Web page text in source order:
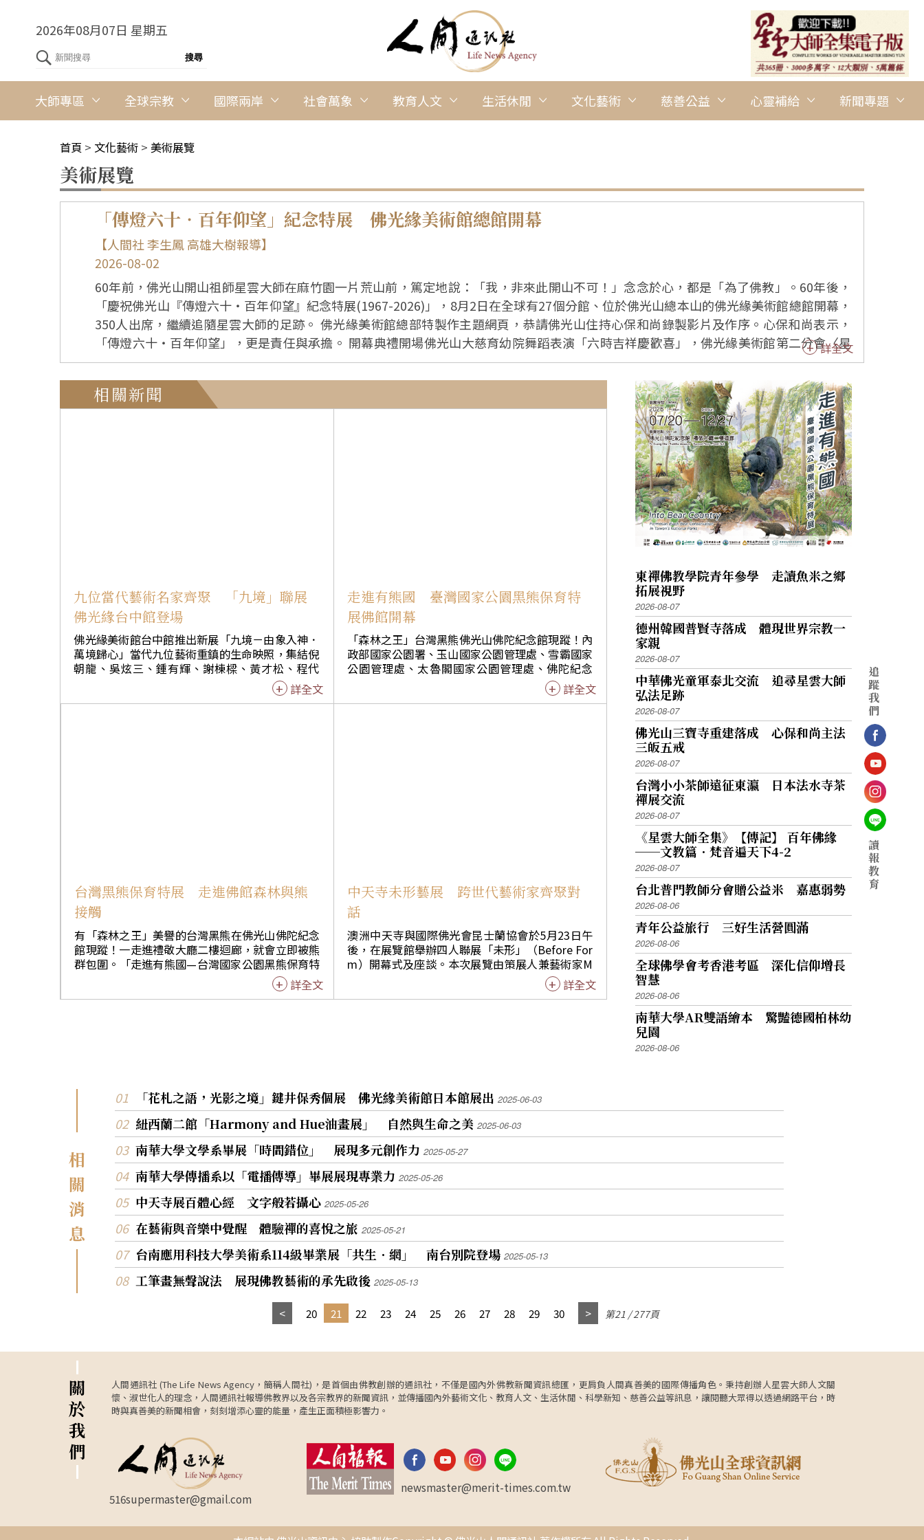
2026年08月07日 星期五
大師專區 全球宗教 國際兩岸 社會萬象 教育人文 生活休閒 文化藝術 慈善公益 心靈補給 新聞專題
首頁 > 文化藝術 > 美術展覽
美術展覽
「傳燈六十‧百年仰望」紀念特展 佛光緣美術館總館開幕
【人間社 李生鳳 高雄大樹報導】
2026-08-02
60年前，佛光山開山祖師星雲大師在麻竹園一片荒山前，篤定地說：「我，非來此開山不可！」念念於心，都是「為了佛教」。60年後，
「慶祝佛光山『傳燈六十‧百年仰望』紀念特展(1967-2026)」，8月2日在全球有27個分館、位於佛光山總本山的佛光緣美術館總館開幕，
350人出席，繼續追隨星雲大師的足跡。 佛光緣美術館總部特製作主題網頁，恭請佛光山住持心保和尚錄製影片及作序。心保和尚表示，
「傳燈六十‧百年仰望」，更是責任與承擔。 開幕典禮開場佛光山大慈育幼院舞蹈表演「六時吉祥慶歡喜」，佛光緣美術館第二分會〈星
雲詩〉、〈師父頌〉和〈佛光山之歌〉，法師們獻上〈弘法者之歌〉。 佛光山常務副住持慧傳法師代表主辦單位致詞，佛光山開山60周
年、大師百歲誕辰，以「傳燈六十‧百年仰望」為主題的重大活動與建設自去年起開展，相關紀念特展已在五大洲展開，佛光緣美術館全球
27個分館也共襄盛舉。中華郵政為大師發行紀念郵票，可見其所受到的崇敬。大師天生就有著人間佛教的性格，希望每個人都能幸福安樂，
畫作，畫的是大師身邊圍繞著弟子，還有一棵大樹，靈感為佛陀開悟就在菩提樹下，也象徵著「大樹」地區，所表達的就是大師在大樹開山
光緣美術館都秉持結緣的精神，所有市民、對藝術心靈有追求的人都能前來，未來也會帶給大眾更多服務和推廣。藝術家林振龍分享，今生
言」、｢星雲大師十大時期」、｢佛光山開山四大宗旨」、｢佛光山全球分布圖」、｢平安幸福照五洲」。展出大師受戒證書、念珠等珍貴文
展中心主任曾淑賢、功德主張歐淑滿、合邦國際儲運股份有限公司董事長張淑娟、福容開發股份有限公司董事長吳寶明、功德主郭美珠和林
秝蒂。以及堂主依照法師、佛光山人間佛教研究院院長妙凡法師和副院長妙廣法師、佛陀紀念館副館長依潤法師、佛光山文化院執行長永餘
法師，藝術家吳榮賜、林俊賢和黃大安，麗源建設股份有限公司董事長吳寶結等。
詳全文
相關新聞
九位當代藝術名家齊聚 「九境」聯展
佛光緣台中館登場
佛光緣美術館台中館推出新展「九境－由象入神．
萬境歸心」當代九位藝術重鎮的生命映照，集結倪
朝龍、吳炫三、鍾有輝、謝棟樑、黃才松、程代
勒、梁永斐、許文融、林榮森等九位台灣重量級當
代藝術家，展出近百件水墨、書法、油畫、版畫及
紹九位藝術家的創作特色。台中市文化局長陳佳君
肯定佛光緣美術館長期推動藝文發展，期待未來與
更多在地藝術家交流合作。前總統府秘書長廖了以
則感謝星雲大師為藝術家搭建展演舞台，肯定佛光
山長年以藝術文化淨化人心。 策展人朱英凱表示，
策展不只是安排作品位置，而是創造藝術與觀眾相
遇的因緣，透過五大展區，引領觀者由觀看作品走
向內心觀照，感受九位藝術家作品所承載的生命厚
度。另一策展人倪玉珊則表示，九位藝術家將豐富
教「六根六境」。他認為，藝術是在內心與外境的
碰撞中不斷覺察、磨練與超越，九位藝術家同堂展
出，展現「異中求同、同中存異」的精神，期盼觀
者透過藝術觀照自心，開啟般若智慧。 旅居法國的
藝術家吳炫三表示，藝術創作雖然孤獨，但透過佛
光山與佛光緣美術館的平台，作品得以走向大眾，
對藝術家而言是莫大的鼓舞。他感謝星雲大師長年
推動人間佛教與藝術文化，為藝術家搭建與社會連
結的橋梁，也提到約20年前曾兩度於宜蘭佛光緣美
術館舉辦個展，與佛光山結下深厚因緣，此次特地
出席開幕，再次表達誠摯感恩。 開幕式中，倪朝龍
捐贈〈敦煌再巡〉系列水印木刻版畫6件、程代勒
捐贈陶作〈金色大地〉，林榮森捐贈隸書對聯〈各
勉日新志，共證歲寒心〉做為館藏，由佛光山中區
總住持暨佛光緣美術館台中館館長覺居法師代表接
開館，繼「星雲大師一筆字書法紀念特展」廣獲好
術交流平台。展期至11月29日，歡迎民眾走進美術
館，透過九位藝術家的創作，一窺台灣當代藝術多
元深厚的人文風景。
詳全文
走進有熊國 臺灣國家公園黑熊保育特
展佛館開幕
「森林之王」台灣黑熊佛光山佛陀紀念館現蹤！內
政部國家公園署、玉山國家公園管理處、雪霸國家
公園管理處、太魯閣國家公園管理處、佛陀紀念
館、農業部生物多樣性研究所、台灣黑熊保育協會
共同主辦「走進有熊國─臺灣國家公園黑熊保育特
特別之處。佛館致力推動蔬食、節能減碳，並獲國
家環境教育獎、環境教育設施場所認證等殊榮。11
月佛光山書展，「走進有熊國」將是校外教學的一
環。真正的關心動物不只在佛館場域內，而是在那
胸中的丘壑。 內政部國家公園署保育解說組組長徐
韶良表示，特展在佛館舉行極有意義，如果深入探
究什麼是生態保育，佛教的慈悲與關懷即是。 台灣
黑熊保育協會理事長麥覺明指出，展覽主要目的讓
大家認識台灣黑熊的習性和棲息地，以推廣保育。
灣有熊嗎？」到如今保育上的長足進步，相信只要
有心，積沙成塔，人間淨土就在當下。 眾貴賓剪
綵，人手一片拼圖完整一隻黑熊。鄭瑞昌和如常法
師讓熊睜開眼睛，象徵台灣黑熊特徵的V字型白色
斑紋最後由黃美秀戴上。「走進有熊國─臺灣國家
公園黑熊保育特展」，宣告正式開展。 太魯閣國家
公園管理處處長劉守禮、國家自然公園管理處處長
張登文、海洋國家公園管理處處長林尚卿、雪霸國
家公園管理處副處長許嘉祥、農業部生物多樣性研
究所主任祕書陳元龍。佛館副館長依潤法師、永融
法師和永均法師，以及玉山國家公園管處副處長邦
卡兒‧海放南、梅山里里長顏忠義、岡山秀傳醫院
副院長梁正賢等與會。 特展圍繞著「認識台灣黑
熊」、「黑熊與原住民族的關係」、「與熊共存的
張力」等主題展開，在插畫家李政霖、黃瀚嶢的筆
下讀懂台灣黑熊。還有一字排開的熊大軍列隊歡
詳全文
台灣黑熊保育特展 走進佛館森林與熊
接觸
有「森林之王」美譽的台灣黑熊在佛光山佛陀紀念
館現蹤！一走進禮敬大廳二樓迴廊，就會立即被熊
群包圍。「走進有熊國—台灣國家公園黑熊保育特
展」由內政部國家公園署、玉山國家公園管理處、
雪霸國家公園管理處、太魯閣國家公園管理處、佛
環境保護的關注，並採取行動。根據玉山國家公園
官網資料，台灣黑熊目前僅存約200至600隻，已
被列為瀕臨絕種保育類野生動物。 佛館多年來積極
響應並實踐聯合國永續發展目標（SDGs），其中S
DGs15「陸域生態」揭示保育及永續維護陸域生態
系，以確保生物多樣性和自然棲息地。玉山國家公
園管理處對佛館的生態環境教育表示肯定，也樂見
未來繼續合作，為台灣自然環境教育盡一份心力。
本此展覽不只可以看見台灣黑熊，還有北極熊、熊
貓、棕熊等，禮敬大廳二樓迴廊有熊大軍站崗，讓
民眾一進館就像走入森林，與熊近距離接觸。 展覽
期間亦規劃兩場講座，特別邀請臺灣黑熊教育館館
長蔡淑娟9月26日主講「森林裡的『蔬食修行
者』：認識臺灣黑熊的生態」，以及「黑熊媽媽」
國立屏東科技大學野生動物保育研究所教授黃美秀
11月12日主講「種善因，結善緣：從臺灣的人熊關
係覺萬物共生與當代護生實踐」，歡迎名眾踴躍參
詳全文
中天寺未形藝展 跨世代藝術家齊聚對
話
澳洲中天寺與國際佛光會昆士蘭協會於5月23日午
後，在展覽館舉辦四人聯展「未形」（Before For
m）開幕式及座談。本次展覽由策展人兼藝術家M
ne與Merlin Chang等藝術家共同展出其精選作品，
長期共處的創作者，她深切感受到土地承載著記
憶、時間與內在。這次展覽正是在這份感知中誕
生，透過「聆聽」創作的工藝過程，去呈現創作在
成熟之前的存在狀態。 住持滿望法師致詞時談及，
藝術家們將過去、現在與未來融合於創作中，並表
示展覽名稱「未形」讓他聯想到禪宗公案「父母未
生前的本來面目」，這份對生命本源的思索與藝術
主題不謀而合。他也引述佛光山開山祖師星雲大師
的人間佛教四大宗旨，中天寺的展覽體現了以文化
藝術淨化人心的功能。 國際佛光會昆士蘭協會會長
羅淑灃表示，她被藝術家的核心提問觸動：「在事
物成形為其自身之前，發生了什麼？」 她指出，這
個問題精準地呼應了佛陀「緣起性空」的教導：世
間萬物皆由因緣和合而生、具足則現、消散而滅，
的動態美學。 隨後，在壓軸的座談會中，藝術家兼
主持人Stephanie Outridge Field對3位陶藝家拋出
測性」，她舉例分享釉變，例如作品出窯在250°C
應，讓作品在經歷兩個月的包裹靜置後，從全黑轉
化為層次分明的綠色與藍色，化學變化的色彩層次
十分豐富；擁有花道背景的青年創作者Jordan提
在喧囂世界中尋得一處「寧靜與靜默」的避難所；
Mandy則分享她在兩岸三地的駐藝術村經驗，提及
了解不同地方陶土特性的重要，並透露自己近期研
發出「從既有結構中抽離黏土」的反向技術。 民眾
Trevor Notting與妻女同來，他分享，約莫20年前
家的作品是首次見到，不同世代的陶藝作品，在同
詳全文
東禪佛教學院青年參學 走讀魚米之鄉
拓展視野
2026-08-07
德州韓國普賢寺落成 體現世界宗教一
家親
2026-08-07
中華佛光童軍泰北交流 追尋星雲大師
弘法足跡
2026-08-07
佛光山三寶寺重建落成 心保和尚主法
三皈五戒
2026-08-07
台灣小小茶師遠征東瀛 日本法水寺茶
禪展交流
2026-08-07
《星雲大師全集》【傳記】 百年佛緣
──文教篇．梵音遍天下4-2
2026-08-07
台北普門教師分會贈公益米 嘉惠弱勢
2026-08-06
青年公益旅行 三好生活營圓滿
2026-08-06
全球佛學會考香港考區 深化信仰增長
智慧
2026-08-06
南華大學AR雙語繪本 驚豔德國柏林幼
兒園
2026-08-06
相
關
消
息
「花札之語，光影之境」鍵井保秀個展 佛光緣美術館日本館展出 2025-06-03
紐西蘭二館「Harmony and Hue油畫展」 自然與生命之美 2025-06-03
南華大學文學系畢展「時間錯位」 展現多元創作力 2025-05-27
南華大學傳播系以「電播傳導」畢展展現專業力 2025-05-26
中天寺展百體心經 文字般若攝心 2025-05-26
在藝術與音樂中覺醒 體驗禪的喜悅之旅 2025-05-21
台南應用科技大學美術系114級畢業展「共生．網」 南台別院登場 2025-05-13
工筆畫無聲說法 展現佛教藝術的承先啟後 2025-05-13
20 21 22 23 24 25 26 27 28 29 30 第21 / 277頁
關
於
我
們
人間通訊社 (The Life News Agency，簡稱人間社)，是首個由佛教創辦的通訊社，不僅是國內外佛教新聞資訊總匯，更肩負人間真善美的國際傳播角色。秉持創辦人星雲大師人文關
懷、淑世化人的理念，人間通訊社報導佛教界以及各宗教界的新聞資訊，並傳播國內外藝術文化、教育人文、生活休閒、科學新知、慈善公益等訊息，讓閱聽大眾得以透過網路平台，時
時與真善美的新聞相會，刻刻增添心靈的能量，產生正面積極影響力。
516supermaster@gmail.com
newsmaster@merit-times.com.tw
追
蹤
我
們
讀
報
教
育